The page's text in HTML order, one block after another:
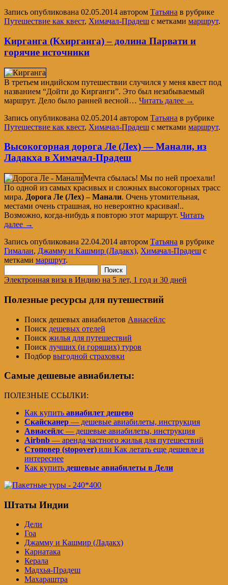
Запись опубликована 02.05.2014 автором Татьяна в рубрике
Путешествие как квест, Химачал-Прадеш с метками маршрут.
Кирганга (Кхирганга) – долина Парвати и
горячие источники
В третьем индийском путешествии случился у меня квест под
названием “Дойти до Кирганги”. Это был незабываемый
маршрут. Дело было ранней весной… Читать далее →
Запись опубликована 02.05.2014 автором Татьяна в рубрике
Путешествие как квест, Химачал-Прадеш с метками маршрут.
Высокогорная дорога Ле (Лех) — Манали, из
Ладакха в Химачал-Прадеш
Мечта сбылась! Мы по ней проехали!
По одной из самых красивых и сложных высокогорных трасс
мира. Дорога Ле (Лех) – Манали. Очень утомительная,
местами очень страшная, но невероятно красивая!..
Возможно, когда-нибудь я повторю этот маршрут. Читать
далее →
Запись опубликована 22.04.2014 автором Татьяна в рубрике
Гималаи, Джамму и Кашмир (Ладакх), Химачал-Прадеш с
метками маршрут.
Электронная виза в Индию на 5 лет, 1 год и 30 дней
Полезные ресурсы для путешествий
Поиск дешевых авиабилетов Авиасейлс
Поиск дешевых отелей
Поиск жилья для путешествий
Поиск лучших (и горящих) туров
Подбор выгодной страховки
Самые дешевые авиабилеты:
ПОЛЕЗНЫЕ ССЫЛКИ:
Как купить авиабилет дешево
Скайсканер — дешевые авиабилеты, инструкция
Авиасейлс — дешевые авиабилеты, инструкция
Airbnb — аренда частного жилья для путешествий
Стоповер (stopover) или Как летать еще дешевле и
интереснее
Как купить дешевые авиабилеты в Дели
Штаты Индии
Дели
Гоа
Джамму и Кашмир (Ладакх)
Карнатака
Керала
Мадхья-Прадеш
Махараштра